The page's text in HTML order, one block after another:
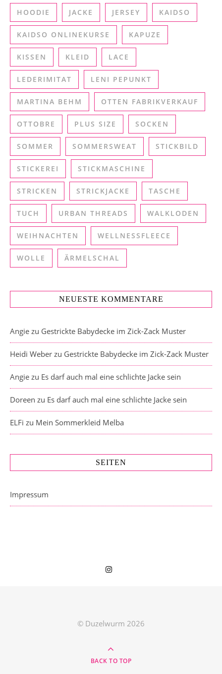
HOODIE JACKE JERSEY KAIDSO
KAIDSO ONLINEKURSE KAPUZE
KISSEN KLEID LACE
LEDERIMITAT LENI PEPUNKT
MARTINA BEHM OTTEN FABRIKVERKAUF
OTTOBRE PLUS SIZE SOCKEN
SOMMER SOMMERSWEAT STICKBILD
STICKEREI STICKMASCHINE
STRICKEN STRICKJACKE TASCHE
TUCH URBAN THREADS WALKLODEN
WEIHNACHTEN WELLNESSFLEECE
WOLLE ÄRMELSCHAL
NEUESTE KOMMENTARE
Angie zu Gestrickte Babydecke im Zick-Zack Muster
Heidi Weber zu Gestrickte Babydecke im Zick-Zack Muster
Angie zu Es darf auch mal eine schlichte Jacke sein
Doreen zu Es darf auch mal eine schlichte Jacke sein
ELFi zu Mein Sommerkleid Melba
SEITEN
Impressum
© Duzelwurm 2026
BACK TO TOP